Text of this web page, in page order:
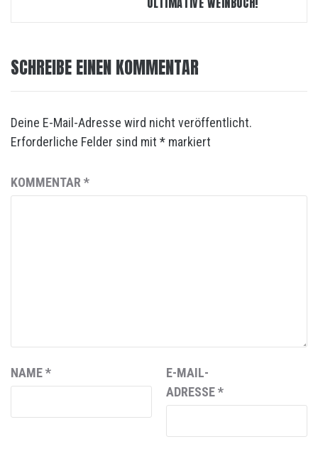
SCHREIBE EINEN KOMMENTAR
Deine E-Mail-Adresse wird nicht veröffentlicht.
Erforderliche Felder sind mit * markiert
KOMMENTAR *
NAME*
E-MAIL-
ADRESSE*